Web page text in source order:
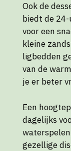
Ook de
biedt de
voor een
kleine
ligbedden
van de
je er beter
Een
dagelijks
gezellige